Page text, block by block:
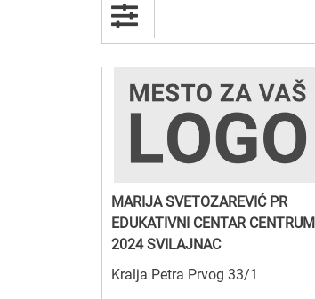
MARIJA SVETOZAREVIĆ PR
EDUKATIVNI CENTAR CENTRUM
2024 SVILAJNAC
Kralja Petra Prvog 33/1